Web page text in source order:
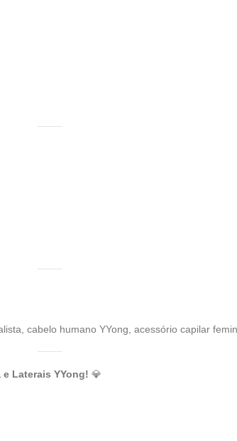
cabelo humano YYong, acessório capilar
Laterais YYong! 💎